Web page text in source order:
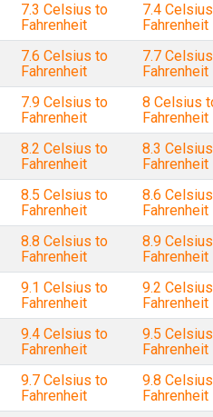
7.3 Celsius to
Fahrenheit
7.4
Fahrenheit
7.6 Celsius to
Fahrenheit
7.7
Fahrenheit
7.9 Celsius to
Fahrenheit
8 Celsius
Fahrenheit
8.2 Celsius to
Fahrenheit
8.3
Fahrenheit
8.5 Celsius to
Fahrenheit
8.6
Fahrenheit
8.8 Celsius to
Fahrenheit
8.9
Fahrenheit
9.1 Celsius to
Fahrenheit
9.2
Fahrenheit
9.4 Celsius to
Fahrenheit
9.5
Fahrenheit
9.7 Celsius to
Fahrenheit
9.8
Fahrenheit